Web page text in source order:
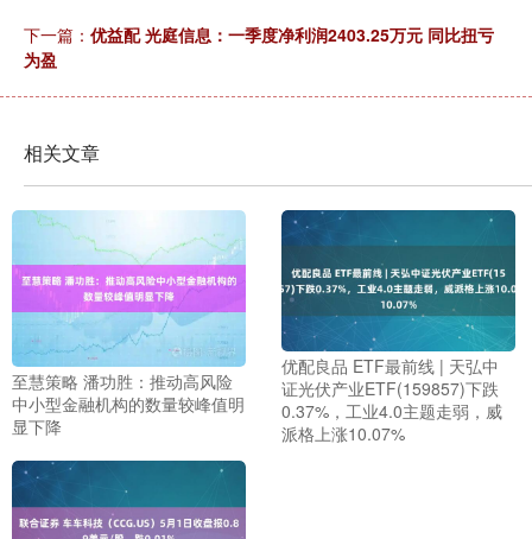
下一篇： 优益配 光庭信息：一季度净利润2403.25万元 同比扭亏
为盈
相关文章
至慧策略 潘功胜：推动高风险
中小型金融机构的数量较峰值明
显下降
优配良品 ETF最前线 | 天弘中
证光伏产业ETF(159857)下跌
0.37%，工业4.0主题走弱，威
派格上涨10.07%